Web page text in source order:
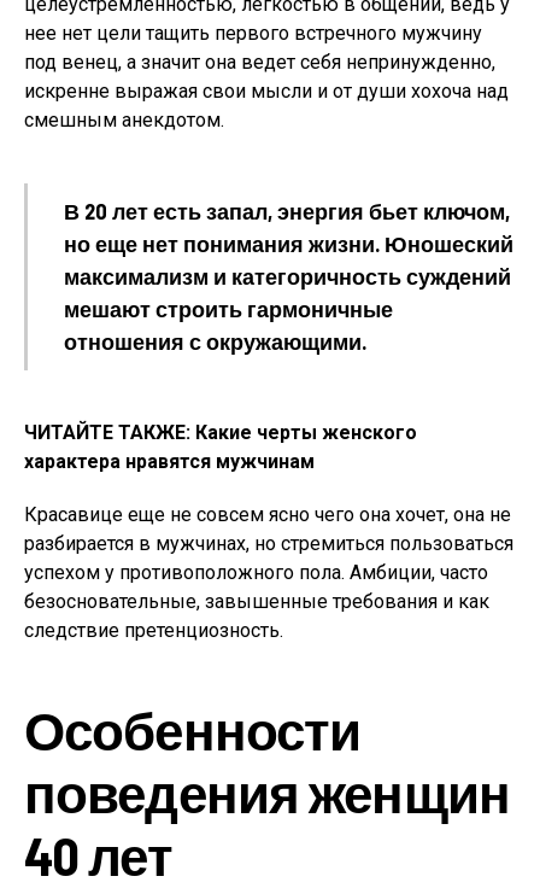
нее нет цели тащить первого встречного мужчину
под венец, а значит она ведет себя непринужденно,
искренне выражая свои мысли и от души хохоча над
смешным анекдотом.
В 20 лет есть запал, энергия бьет ключом,
но еще нет понимания жизни. Юношеский
максимализм и категоричность суждений
мешают строить гармоничные
отношения с окружающими.
ЧИТАЙТЕ ТАКЖЕ: Какие черты женского
характера нравятся мужчинам
Красавице еще не совсем ясно чего она хочет, она не
разбирается в мужчинах, но стремиться пользоваться
успехом у противоположного пола. Амбиции, часто
безосновательные, завышенные требования и как
следствие претенциозность.
Особенности
поведения женщин
40 лет